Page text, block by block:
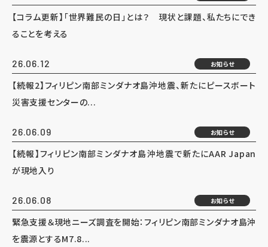
【コラム更新】「世界難民の日」とは？ 現状と課題、私たちにでき
ることを考える
26.06.12 お知らせ
【続報2】フィリピン南部ミンダナオ島沖地震、新たにピースボート
災害支援センターの...
26.06.09 お知らせ
【続報】フィリピン南部ミンダナオ島沖地震で新たにAAR Japan
が現地入り
26.06.08 お知らせ
緊急支援＆現地ニーズ調査を開始：フィリピン南部ミンダナオ島沖
を震源とするM7.8...